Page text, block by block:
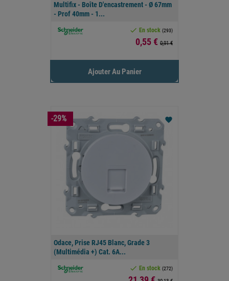
Multifix - Boîte D'encastrement - Ø 67mm
- Prof 40mm - 1...
 En stock (293)
Prix
0,55 € 0,91 €
Ajouter Au Panier
Odace, Prise RJ45 Blanc, Grade 3
(multimédia +) Cat. 6A...
 En stock (272)
favorite
-29%